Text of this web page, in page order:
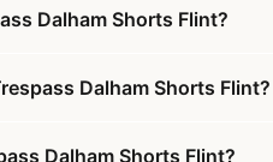
Dalham Shorts Flint?
Dalham Shorts Flint?
Dalham Shorts Flint?